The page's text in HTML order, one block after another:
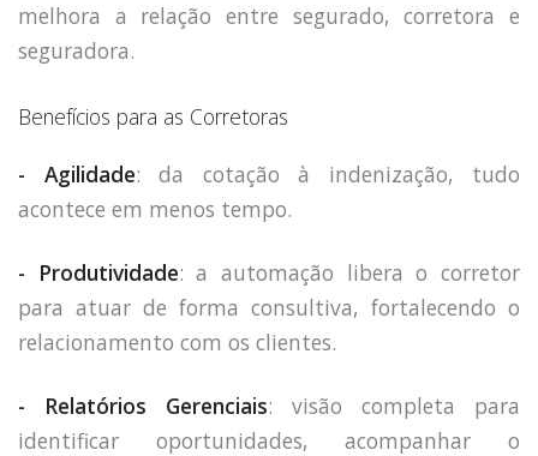
melhora a relação entre segurado, corretora e
seguradora.
Benefícios para as Corretoras
- Agilidade: da cotação à indenização, tudo
acontece em menos tempo.
- Produtividade: a automação libera o corretor
para atuar de forma consultiva, fortalecendo o
relacionamento com os clientes.
- Relatórios Gerenciais: visão completa para
identificar oportunidades, acompanhar o